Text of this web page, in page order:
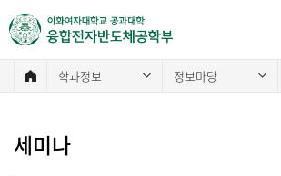
학과정보 정보마당
세미나